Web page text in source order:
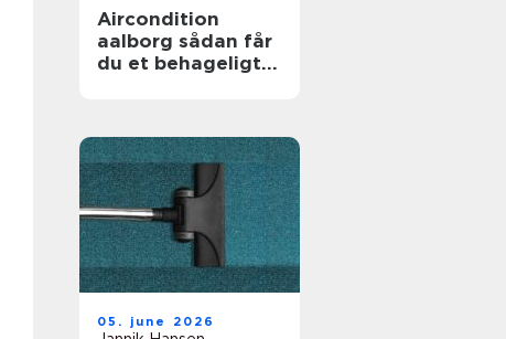
Aircondition
aalborg sådan får
du et behageligt
05. june 2026